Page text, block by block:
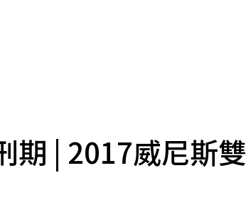
期 | 2017威尼斯雙